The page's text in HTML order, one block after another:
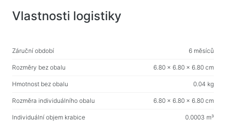
Napájecí prodlužovací kabely
Rozbočovač zástrčky
Stabilizátory napětí
Nabíjení, napájení
Vlastnosti logistiky
Záruční období 6 měsíců
Rozměry bez obalu 6.80 x 6.80 x 6.80 cm
Hmotnost bez obalu 0.04 kg
Rozměra individuálního obalu 6.80 x 6.80 x 6.80 cm
Individuální objem krabice 0.0003 m³